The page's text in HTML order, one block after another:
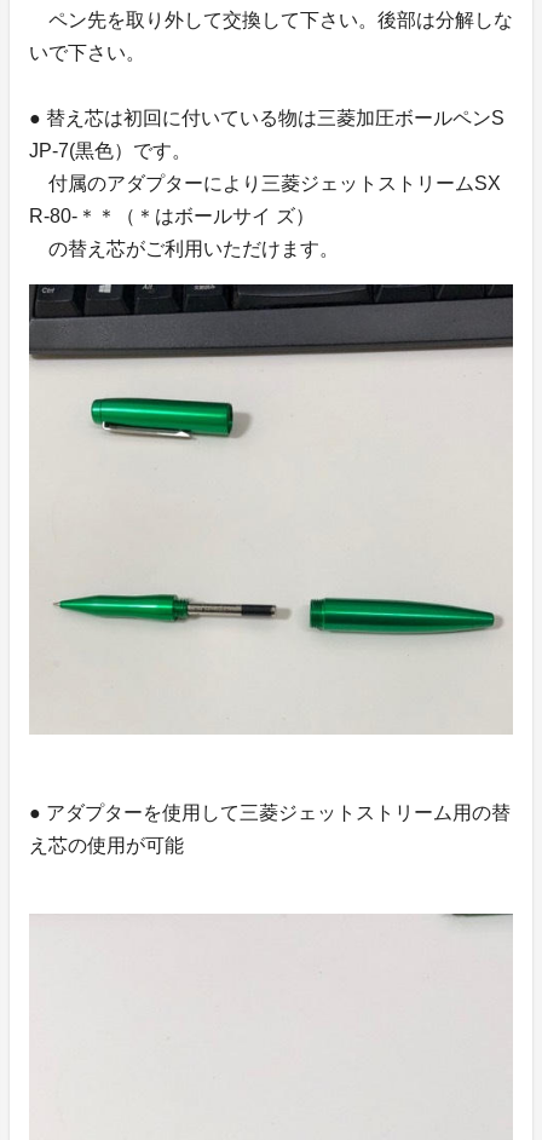
ペン先を取り外して交換して下さい。後部は分解しな
いで下さい。
● 替え芯は初回に付いている物は三菱加圧ボールペンS
JP-7(黒色）です。
付属のアダプターにより三菱ジェットストリームSX
R-80-＊＊（＊はボールサイ ズ）
の替え芯がご利用いただけます。
● アダプターを使用して三菱ジェットストリーム用の替
え芯の使用が可能